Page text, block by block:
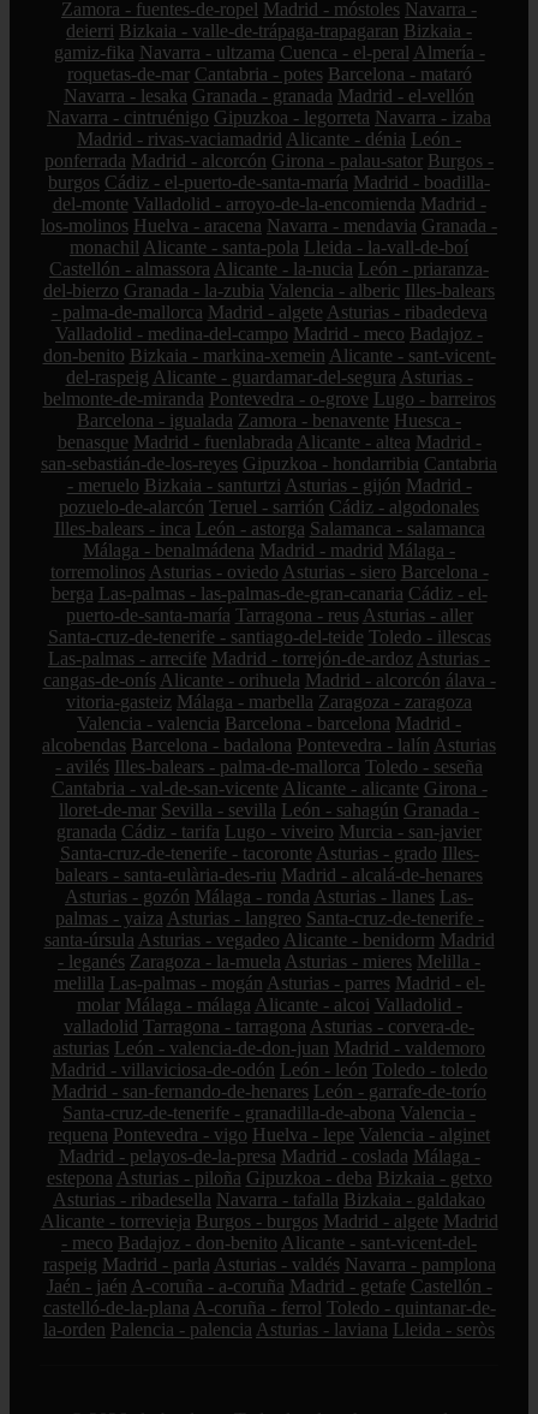
Zamora - fuentes-de-ropel Madrid - móstoles Navarra -
deierri Bizkaia - valle-de-trápaga-trapagaran Bizkaia -
gamiz-fika Navarra - ultzama Cuenca - el-peral Almería -
roquetas-de-mar Cantabria - potes Barcelona - mataró
Navarra - lesaka Granada - granada Madrid - el-vellón
Navarra - cintruénigo Gipuzkoa - legorreta Navarra - izaba
Madrid - rivas-vaciamadrid Alicante - dénia León -
ponferrada Madrid - alcorcón Girona - palau-sator Burgos -
burgos Cádiz - el-puerto-de-santa-maría Madrid - boadilla-
del-monte Valladolid - arroyo-de-la-encomienda Madrid -
los-molinos Huelva - aracena Navarra - mendavia Granada -
monachil Alicante - santa-pola Lleida - la-vall-de-boí
Castellón - almassora Alicante - la-nucia León - priaranza-
del-bierzo Granada - la-zubia Valencia - alberic Illes-balears
- palma-de-mallorca Madrid - algete Asturias - ribadedeva
Valladolid - medina-del-campo Madrid - meco Badajoz -
don-benito Bizkaia - markina-xemein Alicante - sant-vicent-
del-raspeig Alicante - guardamar-del-segura Asturias -
belmonte-de-miranda Pontevedra - o-grove Lugo - barreiros
Barcelona - igualada Zamora - benavente Huesca -
benasque Madrid - fuenlabrada Alicante - altea Madrid -
san-sebastián-de-los-reyes Gipuzkoa - hondarribia Cantabria
- meruelo Bizkaia - santurtzi Asturias - gijón Madrid -
pozuelo-de-alarcón Teruel - sarrión Cádiz - algodonales
Illes-balears - inca León - astorga Salamanca - salamanca
Málaga - benalmádena Madrid - madrid Málaga -
torremolinos Asturias - oviedo Asturias - siero Barcelona -
berga Las-palmas - las-palmas-de-gran-canaria Cádiz - el-
puerto-de-santa-maría Tarragona - reus Asturias - aller
Santa-cruz-de-tenerife - santiago-del-teide Toledo - illescas
Las-palmas - arrecife Madrid - torrejón-de-ardoz Asturias -
cangas-de-onís Alicante - orihuela Madrid - alcorcón álava -
vitoria-gasteiz Málaga - marbella Zaragoza - zaragoza
Valencia - valencia Barcelona - barcelona Madrid -
alcobendas Barcelona - badalona Pontevedra - lalín Asturias
- avilés Illes-balears - palma-de-mallorca Toledo - seseña
Cantabria - val-de-san-vicente Alicante - alicante Girona -
lloret-de-mar Sevilla - sevilla León - sahagún Granada -
granada Cádiz - tarifa Lugo - viveiro Murcia - san-javier
Santa-cruz-de-tenerife - tacoronte Asturias - grado Illes-
balears - santa-eulària-des-riu Madrid - alcalá-de-henares
Asturias - gozón Málaga - ronda Asturias - llanes Las-
palmas - yaiza Asturias - langreo Santa-cruz-de-tenerife -
santa-úrsula Asturias - vegadeo Alicante - benidorm Madrid
- leganés Zaragoza - la-muela Asturias - mieres Melilla -
melilla Las-palmas - mogán Asturias - parres Madrid - el-
molar Málaga - málaga Alicante - alcoi Valladolid -
valladolid Tarragona - tarragona Asturias - corvera-de-
asturias León - valencia-de-don-juan Madrid - valdemoro
Madrid - villaviciosa-de-odón León - león Toledo - toledo
Madrid - san-fernando-de-henares León - garrafe-de-torío
Santa-cruz-de-tenerife - granadilla-de-abona Valencia -
requena Pontevedra - vigo Huelva - lepe Valencia - alginet
Madrid - pelayos-de-la-presa Madrid - coslada Málaga -
estepona Asturias - piloña Gipuzkoa - deba Bizkaia - getxo
Asturias - ribadesella Navarra - tafalla Bizkaia - galdakao
Alicante - torrevieja Burgos - burgos Madrid - algete Madrid
- meco Badajoz - don-benito Alicante - sant-vicent-del-
raspeig Madrid - parla Asturias - valdés Navarra - pamplona
Jaén - jaén A-coruña - a-coruña Madrid - getafe Castellón -
castelló-de-la-plana A-coruña - ferrol Toledo - quintanar-de-
la-orden Palencia - palencia Asturias - laviana Lleida - seròs